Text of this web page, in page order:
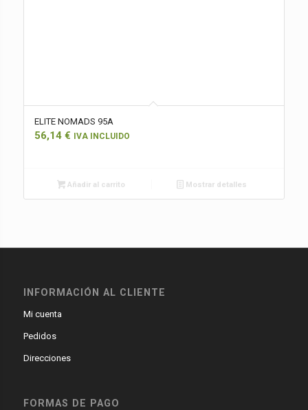
ELITE NOMADS 95A
56,14 € IVA INCLUIDO
Añadir al carrito Mostrar detalles
INFORMACIÓN AL CLIENTE
Mi cuenta
Pedidos
Direcciones
FORMAS DE PAGO